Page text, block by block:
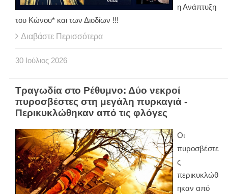
η Ανάπτυξη
του Κώνου* και των Διοδίων !!!
Διαβάστε Περισσότερα
30 Ιούλιος 2026
Τραγωδία στο Ρέθυμνο: Δύο νεκροί
πυροσβέστες στη μεγάλη πυρκαγιά -
Περικυκλώθηκαν από τις φλόγες
Οι
πυροσβέστε
ς
περικυκλώθ
ηκαν από